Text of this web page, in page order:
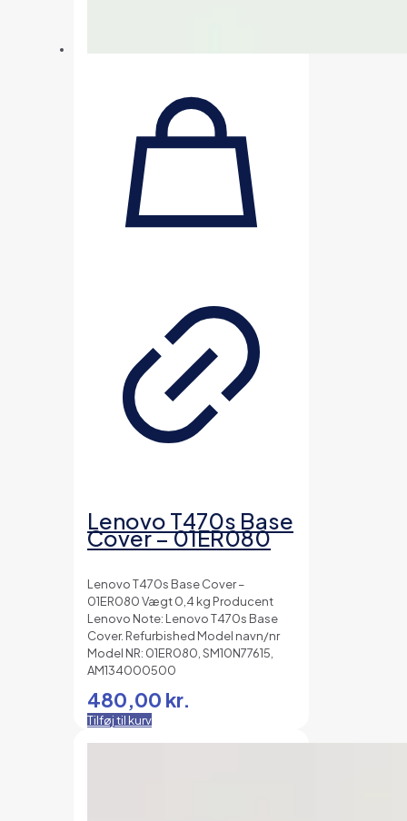
Lenovo T470s Base
Cover – 01ER080
Lenovo T470s Base Cover –
01ER080 Vægt 0,4 kg Producent
Lenovo Note: Lenovo T470s Base
Cover. Refurbished Model navn/nr
Model NR: 01ER080, SM10N77615,
AM134000500
480,00 kr.
Tilføj til kurv